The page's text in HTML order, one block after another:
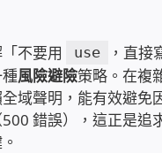
軟體 手冊
不要用 use
，直接
風險避險策略。在複
域聲明，能有效避免
錯誤），這正是追